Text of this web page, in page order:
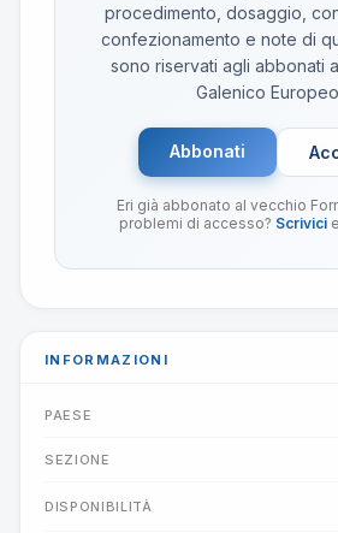
procedimento, dosaggio,
confezionamento e note di
sono riservati agli abbonati
Galenico
Abbonati
Eri già abbonato al vecchio
problemi di accesso? Scrivici
INFORMAZIONI
PAESE
SEZIONE
DISPONIBILITÀ